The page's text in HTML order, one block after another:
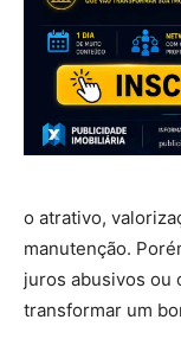
o atrativo,
manutenção.
juros abusivos ou
transformar um